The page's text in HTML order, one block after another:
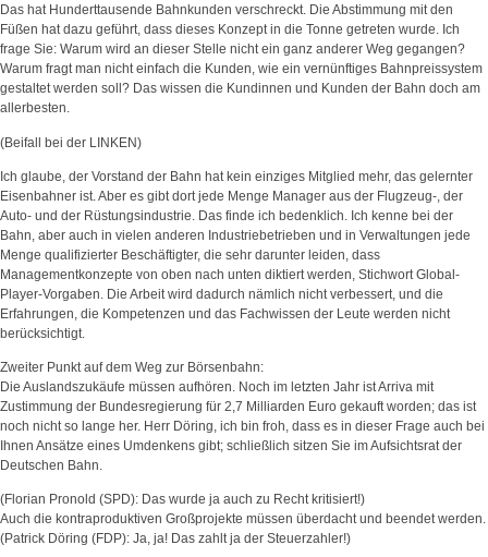
Das hat Hunderttausende Bahnkunden verschreckt. Die Abstimmung mit den
Füßen hat dazu geführt, dass dieses Konzept in die Tonne getreten wurde. Ich
frage Sie: Warum wird an dieser Stelle nicht ein ganz anderer Weg gegangen?
Warum fragt man nicht einfach die Kunden, wie ein vernünftiges Bahnpreissystem
gestaltet werden soll? Das wissen die Kundinnen und Kunden der Bahn doch am
allerbesten.
(Beifall bei der LINKEN)
Ich glaube, der Vorstand der Bahn hat kein einziges Mitglied mehr, das gelernter
Eisenbahner ist. Aber es gibt dort jede Menge Manager aus der Flugzeug-, der
Auto- und der Rüstungsindustrie. Das finde ich bedenklich. Ich kenne bei der
Bahn, aber auch in vielen anderen Industriebetrieben und in Verwaltungen jede
Menge qualifizierter Beschäftigter, die sehr darunter leiden, dass
Managementkonzepte von oben nach unten diktiert werden, Stichwort Global-
Player-Vorgaben. Die Arbeit wird dadurch nämlich nicht verbessert, und die
Erfahrungen, die Kompetenzen und das Fachwissen der Leute werden nicht
berücksichtigt.
Zweiter Punkt auf dem Weg zur Börsenbahn:
Die Auslandszukäufe müssen aufhören. Noch im letzten Jahr ist Arriva mit
Zustimmung der Bundesregierung für 2,7 Milliarden Euro gekauft worden; das ist
noch nicht so lange her. Herr Döring, ich bin froh, dass es in dieser Frage auch bei
Ihnen Ansätze eines Umdenkens gibt; schließlich sitzen Sie im Aufsichtsrat der
Deutschen Bahn.
(Florian Pronold (SPD): Das wurde ja auch zu Recht kritisiert!)
Auch die kontraproduktiven Großprojekte müssen überdacht und beendet werden.
(Patrick Döring (FDP): Ja, ja! Das zahlt ja der Steuerzahler!)